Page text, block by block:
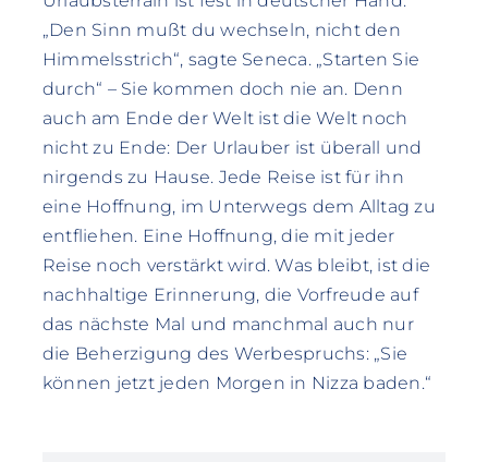
„Den Sinn mußt du wechseln, nicht den
Himmelsstrich“, sagte Seneca. „Starten Sie
durch“ – Sie kommen doch nie an. Denn
auch am Ende der Welt ist die Welt noch
nicht zu Ende: Der Urlauber ist überall und
nirgends zu Hause. Jede Reise ist für ihn
eine Hoffnung, im Unterwegs dem Alltag zu
entfliehen. Eine Hoffnung, die mit jeder
Reise noch verstärkt wird. Was bleibt, ist die
nachhaltige Erinnerung, die Vorfreude auf
das nächste Mal und manchmal auch nur
die Beherzigung des Werbespruchs: „Sie
können jetzt jeden Morgen in Nizza baden.“